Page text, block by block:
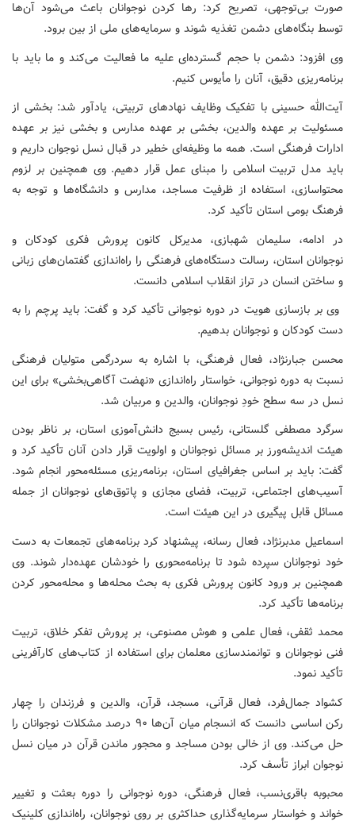
صورت بی‌توجهی، تصریح کرد: رها کردن نوجوانان باعث می‌شود آن‌ها
توسط بنگاه‌های دشمن تغذیه شوند و سرمایه‌های ملی از بین برود.
وی افزود: دشمن با حجم گسترده‌ای علیه ما فعالیت می‌کند و ما باید با
برنامه‌ریزی دقیق، آنان را مأیوس کنیم.
آیت‌الله حسینی با تفکیک وظایف نهادهای تربیتی، یادآور شد: بخشی از
مسئولیت بر عهده والدین، بخشی بر عهده مدارس و بخشی نیز بر عهده
ادارات فرهنگی است. همه ما وظیفه‌ای خطیر در قبال نسل نوجوان داریم و
باید مدل تربیت اسلامی را مبنای عمل قرار دهیم. وی همچنین بر لزوم
محتواسازی، استفاده از ظرفیت مساجد، مدارس و دانشگاه‌ها و توجه به
فرهنگ بومی استان تأکید کرد.
در ادامه، سلیمان شهبازی، مدیرکل کانون پرورش فکری کودکان و
نوجوانان استان، رسالت دستگاه‌های فرهنگی را راه‌اندازی گفتمان‌های زبانی
و ساختن انسان در تراز انقلاب اسلامی دانست.
وی بر بازسازی هویت در دوره نوجوانی تأکید کرد و گفت: باید پرچم را به
دست کودکان و نوجوانان بدهیم.
محسن جبارنژاد، فعال فرهنگی، با اشاره به سردرگمی متولیان فرهنگی
نسبت به دوره نوجوانی، خواستار راه‌اندازی «نهضت آگاهی‌بخشی» برای این
نسل در سه سطح خودِ نوجوانان، والدین و مربیان شد.
سرگرد مصطفی گلستانی، رئیس بسیج دانش‌آموزی استان، بر ناظر بودن
هیئت اندیشه‌ورز بر مسائل نوجوانان و اولویت قرار دادن آنان تأکید کرد و
گفت: باید بر اساس جغرافیای استان، برنامه‌ریزی مسئله‌محور انجام شود.
آسیب‌های اجتماعی، تربیت، فضای مجازی و پاتوق‌های نوجوانان از جمله
مسائل قابل پیگیری در این هیئت است.
اسماعیل مدبرنژاد، فعال رسانه، پیشنهاد کرد برنامه‌های تجمعات به دست
خود نوجوانان سپرده شود تا برنامه‌محوری را خودشان عهده‌دار شوند. وی
همچنین بر ورود کانون پرورش فکری به بحث محله‌ها و محله‌محور کردن
برنامه‌ها تأکید کرد.
محمد ثقفی، فعال علمی و هوش مصنوعی، بر پرورش تفکر خلاق، تربیت
فنی نوجوانان و توانمندسازی معلمان برای استفاده از کتاب‌های کارآفرینی
تأکید نمود.
کشواد جمال‌فرد، فعال قرآنی، مسجد، قرآن، والدین و فرزندان را چهار
رکن اساسی دانست که انسجام میان آن‌ها ۹۰ درصد مشکلات نوجوانان را
حل می‌کند. وی از خالی بودن مساجد و محجور ماندن قرآن در میان نسل
نوجوان ابراز تأسف کرد.
محبوبه باقری‌نسب، فعال فرهنگی، دوره نوجوانی را دوره بعثت و تغییر
خواند و خواستار سرمایه‌گذاری حداکثری بر روی نوجوانان، راه‌اندازی کلینیک